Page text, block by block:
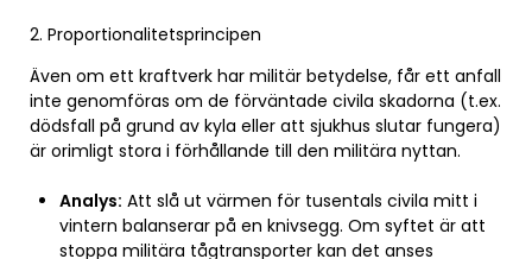
2. Proportionalitetsprincipen
Även om ett kraftverk har militär betydelse, får ett anfall
inte genomföras om de förväntade civila skadorna (t.ex.
dödsfall på grund av kyla eller att sjukhus slutar fungera)
är orimligt stora i förhållande till den militära nyttan.
Analys: Att slå ut värmen för tusentals civila mitt i
vintern balanserar på en knivsegg. Om syftet är att
stoppa militära tågtransporter kan det anses